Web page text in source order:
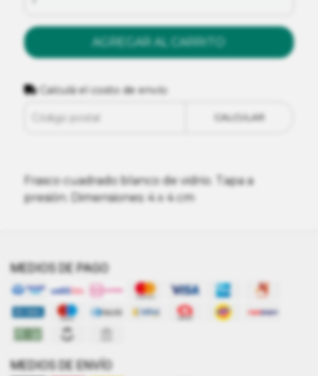
AGREGAR AL CARRITO
Calculá el costo de envío
CALCULAR
Frasco cuadrado blanco de vidrio. Tapa a
presión. Dimensiones: 4 x 4 cm
MEDIOS DE PAGO
MEDIOS DE ENVÍO